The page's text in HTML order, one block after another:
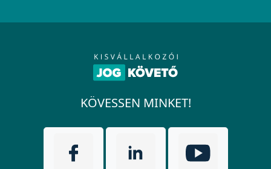
KÖVESSEN MINKET!